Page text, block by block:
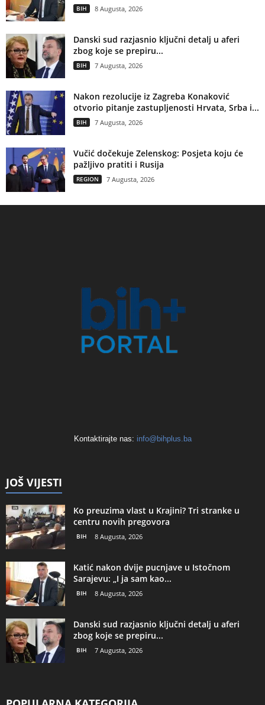
BIH 8 Augusta, 2026
Danski sud razjasnio ključni detalj u aferi
zbog koje se prepiru...
BIH 7 Augusta, 2026
Nakon rezolucije iz Zagreba Konaković
otvorio pitanje zastupljenosti Hrvata, Srba i...
BIH 7 Augusta, 2026
Vučić dočekuje Zelenskog: Posjeta koju će
pažljivo pratiti i Rusija
REGION 7 Augusta, 2026
Kontaktirajte nas: info@bihplus.ba
JOŠ VIJESTI
Ko preuzima vlast u Krajini? Tri stranke u
centru novih pregovora
BIH 8 Augusta, 2026
Katić nakon dvije pucnjave u Istočnom
Sarajevu: „I ja sam kao...
BIH 8 Augusta, 2026
Danski sud razjasnio ključni detalj u aferi
zbog koje se prepiru...
BIH 7 Augusta, 2026